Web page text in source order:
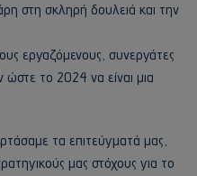
στη σκληρή δουλειά και την
εργαζόμενους, συνεργάτες
το 2024 να είναι μια
τα επιτεύγματά μας,
μας στόχους για το